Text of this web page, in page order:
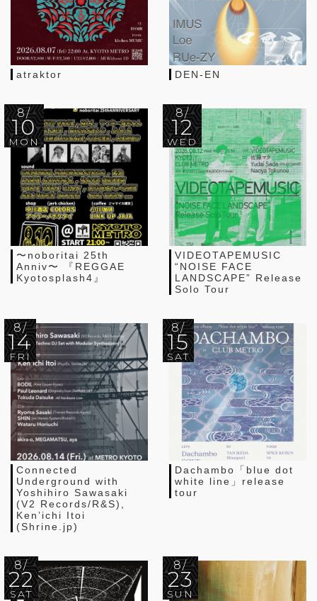
atraktor DEN-EN
8/
10
MON
〜noboritai 25th
Anniv〜 『REGGAE
Kyotosplash4』
8/
12
WED
VIDEOTAPEMUSIC
“NOISE FACE
LANDSCAPE” Release
Solo Tour
8/
14
FRI
Connected
Underground with
Yoshihiro Sawasaki
(V2 Records/R&S),
Ken’ichi Itoi
(Shrine.jp)
8/
15
SAT
Dachambo「blue dot
white line」release
tour
8/
22
SAT
8/
23
SUN